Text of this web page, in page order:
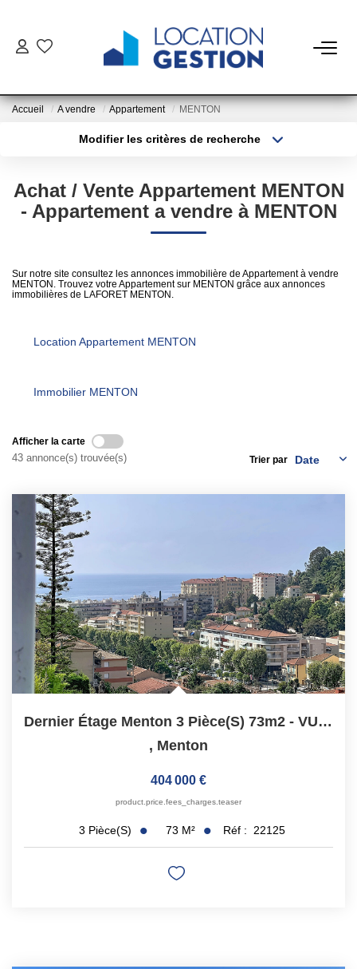
La Gestion Du Locataire
ESTIMER
NOTRE AGENCE
Locataire
Accueil A vendre Appartement MENTON
Modifier les critères de recherche
Sélectionnez...
Type de bien
Surface min
Créer une alerte
Achat / Vente Appartement MENTON
- Appartement a vendre à MENTON
Sur notre site consultez les annonces immobilière de Appartement à vendre
MENTON. Trouvez votre Appartement sur MENTON grâce aux annonces
immobilières de LAFORET MENTON.
Location Appartement MENTON
Immobilier MENTON
Afficher la carte
43 annonce(s) trouvée(s) Trier par
Dernier Étage Menton 3 Pièce(s) 73m2 - VUE MER
, Menton
404 000 €
product.price.fees_charges.teaser
3 Pièce(s) 73 M² Réf : 22125